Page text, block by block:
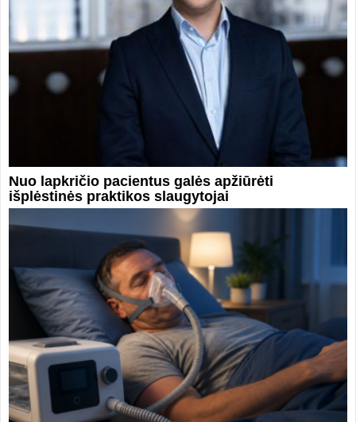
Nuo lapkričio pacientus galės apžiūrėti
išplėstinės praktikos slaugytojai